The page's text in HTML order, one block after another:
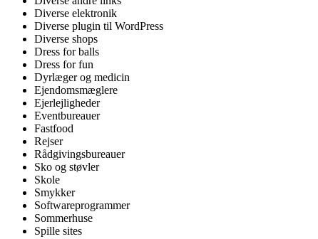
Diverse elektronik
Diverse plugin til WordPress
Diverse shops
Dress for balls
Dress for fun
Dyrlæger og medicin
Ejendomsmæglere
Ejerlejligheder
Eventbureauer
Fastfood
Rejser
Rådgivingsbureauer
Sko og støvler
Skole
Smykker
Softwareprogrammer
Sommerhuse
Spille sites